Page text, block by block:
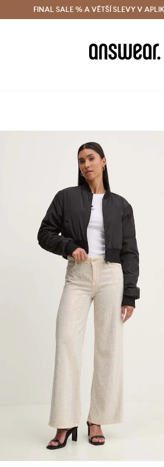
zdarma (od 1800 Kč) Doručení i do
FINAL SALE % A VĚTŠÍ SLEVY V